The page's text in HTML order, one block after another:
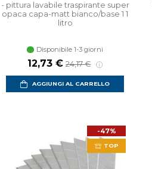
- pittura lavabile traspirante super
opaca capa-matt bianco/base 1 1
litro
Disponibile 1-3 giorni
Prezzo scontato
12,73 € Prezzo di listino
24,17 €
AGGIUNGI AL CARRELLO
-47%
TOP